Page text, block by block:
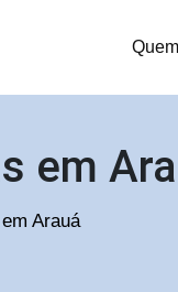
em
Arauá